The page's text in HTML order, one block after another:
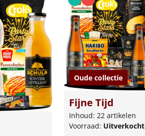
Oude collectie
Fijne Tijd
Inhoud: 22 artikelen
Voorraad: Uitverkocht